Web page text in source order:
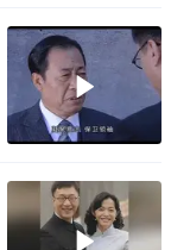
“今天得有40℃了吧 为啥还不预警”